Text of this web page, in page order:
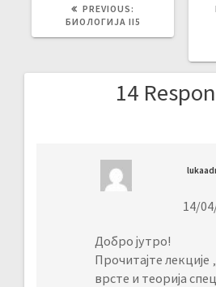
PREVIOUS:
POST:
БИОЛОГИЈА II5
14
14/
Добро јутро!
Прочитајте лекције
врсте и теорија